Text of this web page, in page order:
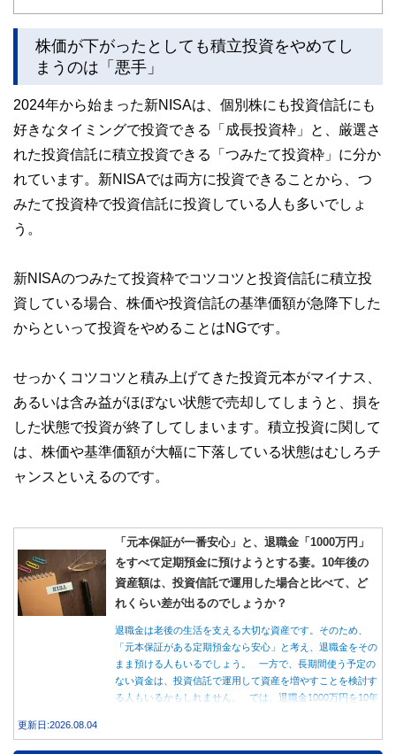
執筆者・監修者による執筆体制を築くことで、内容のわかり
やすさはもちろんのこと、読み応えのあるコンテンツと確か
な情報発信を実現しています。
私たちは、快適でより良い生活のアイデアを提供するお金の
コンシェルジュを目指します。
株価が下がったとしても積立投資をやめてし
まうのは「悪手」
2024年から始まった新NISAは、個別株にも投資信託にも
好きなタイミングで投資できる「成長投資枠」と、厳選さ
れた投資信託に積立投資できる「つみたて投資枠」に分か
れています。新NISAでは両方に投資できることから、つ
みたて投資枠で投資信託に投資している人も多いでしょ
う。
新NISAのつみたて投資枠でコツコツと投資信託に積立投
資している場合、株価や投資信託の基準価額が急降下した
からといって投資をやめることはNGです。
せっかくコツコツと積み上げてきた投資元本がマイナス、
あるいは含み益がほぼない状態で売却してしまうと、損を
した状態で投資が終了してしまいます。積立投資に関して
は、株価や基準価額が大幅に下落している状態はむしろチ
ャンスといえるのです。
「元本保証が一番安心」と、退職金「1000万円」
をすべて定期預金に預けようとする妻。10年後の
資産額は、投資信託で運用した場合と比べて、ど
れくらい差が出るのでしょうか？
退職金は老後の生活を支える大切な資産です。そのため、
「元本保証がある定期預金なら安心」と考え、退職金をその
まま預ける人もいるでしょう。 一方で、長期間使う予定の
ない資金は、投資信託で運用して資産を増やすことを検討す
る人もいるかもしれません。 では、退職金1000万円を10年
更新日:2026.08.04